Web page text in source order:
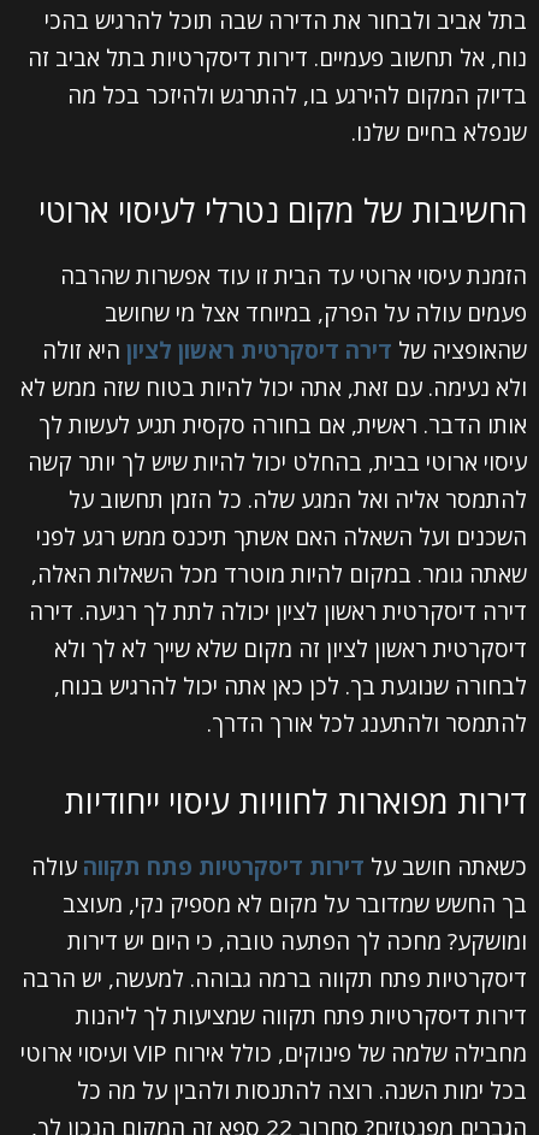
בתל אביב ולבחור את הדירה שבה תוכל להרגיש בהכי
נוח, אל תחשוב פעמיים. דירות דיסקרטיות בתל אביב זה
בדיוק המקום להירגע בו, להתרגש ולהיזכר בכל מה
שנפלא בחיים שלנו.
החשיבות של מקום נטרלי לעיסוי ארוטי
הזמנת עיסוי ארוטי עד הבית זו עוד אפשרות שהרבה
פעמים עולה על הפרק, במיוחד אצל מי שחושב
שהאופציה של דירה דיסקרטית ראשון לציון היא זולה
ולא נעימה. עם זאת, אתה יכול להיות בטוח שזה ממש לא
אותו הדבר. ראשית, אם בחורה סקסית תגיע לעשות לך
עיסוי ארוטי בבית, בהחלט יכול להיות שיש לך יותר קשה
להתמסר אליה ואל המגע שלה. כל הזמן תחשוב על
השכנים ועל השאלה האם אשתך תיכנס ממש רגע לפני
שאתה גומר. במקום להיות מוטרד מכל השאלות האלה,
דירה דיסקרטית ראשון לציון יכולה לתת לך רגיעה. דירה
דיסקרטית ראשון לציון זה מקום שלא שייך לא לך ולא
לבחורה שנוגעת בך. לכן כאן אתה יכול להרגיש בנוח,
להתמסר ולהתענג לכל אורך הדרך.
דירות מפוארות לחוויות עיסוי ייחודיות
כשאתה חושב על דירות דיסקרטיות פתח תקווה עולה
בך החשש שמדובר על מקום לא מספיק נקי, מעוצב
ומושקע? מחכה לך הפתעה טובה, כי היום יש דירות
דיסקרטיות פתח תקווה ברמה גבוהה. למעשה, יש הרבה
דירות דיסקרטיות פתח תקווה שמציעות לך ליהנות
מחבילה שלמה של פינוקים, כולל אירוח VIP ועיסוי ארוטי
בכל ימות השנה. רוצה להתנסות ולהבין על מה כל
הגברים מפנטזים? סחרוב 22 ספא זה המקום הנכון לך,